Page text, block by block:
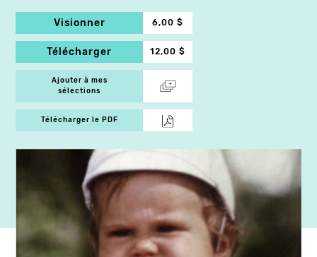
Visionner 6,00 $
Télécharger 12,00 $
Ajouter à mes
sélections
Télécharger le PDF